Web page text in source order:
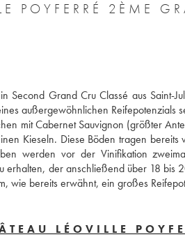
Second Grand Cru Classé aus Saint-
außergewöhnlichen Reifepotenzials
mit Cabernet Sauvignon (größter
Kieseln. Diese Böden tragen
werden vor der Vinifikation
erhalten, der anschließend über 18
wie bereits erwähnt, ein großes
LÉOVILLE